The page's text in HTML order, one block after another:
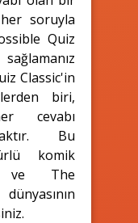
soruyla
Quiz
Classic'in
biri,
cevabı
Bu
komik
ve The